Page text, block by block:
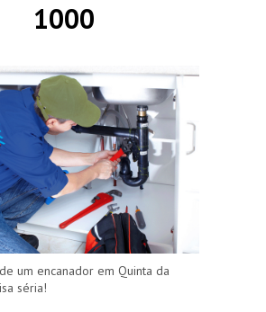
1000
um encanador em Quinta da
séria!